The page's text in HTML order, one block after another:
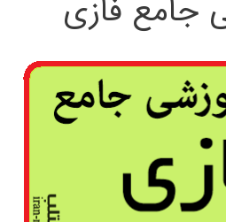
جامع فازی